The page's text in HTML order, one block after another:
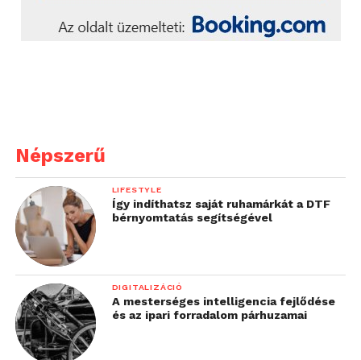
Népszerű
LIFESTYLE
Így indíthatsz saját ruhamárkát a DTF
bérnyomtatás segítségével
DIGITALIZÁCIÓ
A mesterséges intelligencia fejlődése
és az ipari forradalom párhuzamai